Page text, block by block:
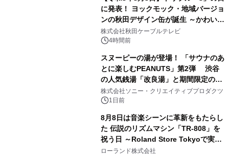
に発表！ ヨックモック・地域バージョ
ンの秋田デザイン缶が誕生 ～かわいい
秋田犬の子犬と秋田の四季と名所を巡
るパッケージ～ 9月1日(火)秋田県内で
株式会社秋田ケーブルテレビ
4時間前
スヌーピーの湯が登場！ 「サウナのあ
とに楽しむPEANUTS」第2弾 渋谷
の人気銭湯「改良湯」と期間限定のコ
ラボレーション サウナイキタイコラ
ボグッズも発売決定！
株式会社ソニー・クリエイティブプロダクツ
1日前
8月8日は音楽シーンに革新をもたらし
た 伝説のリズムマシン「TR-808」を
祝う日 ～Roland Store Tokyoで実機
を展示しての 記念キャンペーンを開
ローランド株式会社